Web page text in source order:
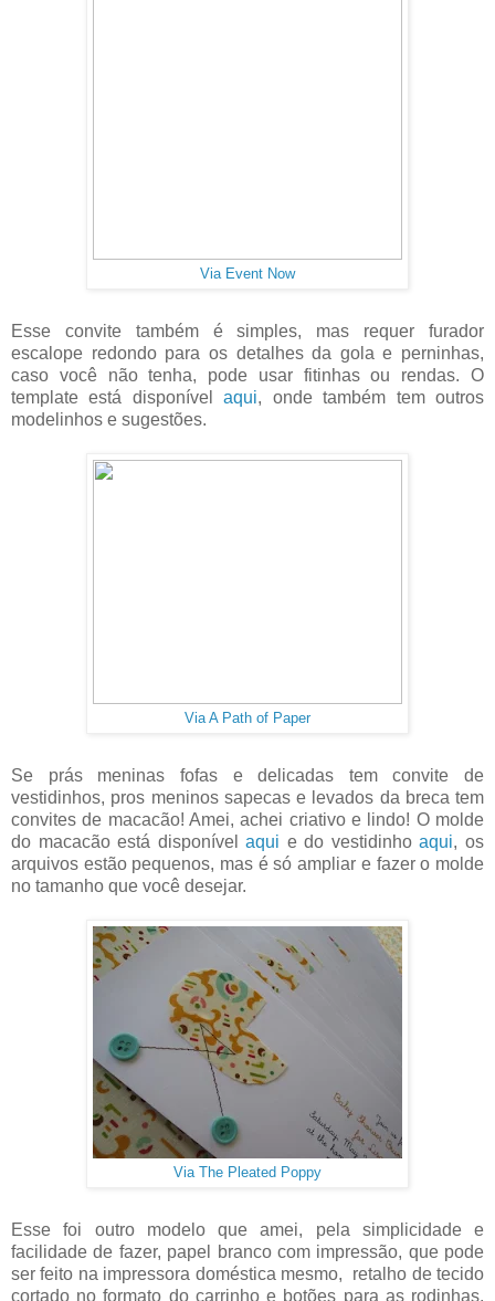
Via Event Now
Esse convite também é simples, mas requer furador
escalope redondo para os detalhes da gola e perninhas,
caso você não tenha, pode usar fitinhas ou rendas. O
template está disponívelaqui, onde também tem outros
modelinhos e sugestões.
Via A Path of Paper
Se prás meninas fofas e delicadas tem convite de
vestidinhos, pros meninos sapecas e levados da breca tem
convites de macacão! Amei, achei criativo e lindo! O molde
do macacão está disponívelaqui e do vestidinhoaqui, os
arquivos estão pequenos, mas é só ampliar e fazer o molde
no tamanho que você desejar.
Via The Pleated Poppy
Esse foi outro modelo que amei, pela simplicidade e
facilidade de fazer, papel branco com impressão, que pode
ser feito na impressora doméstica mesmo, retalho de tecido
cortado no formato do carrinho e botões para as rodinhas.